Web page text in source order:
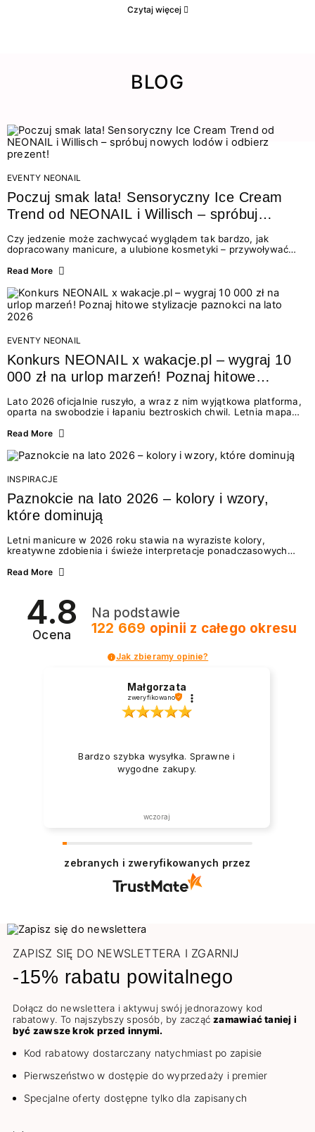
Czytaj więcej
BLOG
EVENTY NEONAIL
Poczuj smak lata! Sensoryczny Ice Cream
Trend od NEONAIL i Willisch – spróbuj
nowych lodów i odbierz prezent!
Czy jedzenie może zachwycać wyglądem tak bardzo, jak
dopracowany manicure, a ulubione kosmetyki – przywoływać
świata beauty i oszałamiających deserów to coś więcej niż
zmysłami: przez soczysty kolor, aksamitną teksturę,
orzeźwiający zapach i słodki akcent na podniebieniu. Tego lata
NEONAIL łączy siły z marką Willisch, tworząc unikalny projekt
na styku jedzenia i piękna....
Read More
EVENTY NEONAIL
Konkurs NEONAIL x wakacje.pl – wygraj 10
000 zł na urlop marzeń! Poznaj hitowe
Lato 2026 oficjalnie ruszyło, a wraz z nim wyjątkowa platforma,
oparta na swobodzie i łapaniu beztroskich chwil. Letnia mapa
doświadczenia wakacji – od spontanicznych wyjazdów, przez
Motywem przewodnim jest eksplorowanie i kolekcjonowanie
letnich momentów. Z tej okazji przygotowaliśmy coś absolutnie
wyjątkowego: wielki konkurs z wakacje.pl oraz dawkę
najgorętszych trendów w...
Read More
INSPIRACJE
Paznokcie na lato 2026 – kolory i wzory,
które dominują
Letni manicure w 2026 roku stawia na wyraziste kolory,
kreatywne zdobienia i świeże interpretacje ponadczasowych
zarówno energetycznych odcieni inspirowanych wakacjami, jak
2026? Znajdź inspirację dla swojego manicure!
Read More
4.8
Ocena
Na podstawie
122 669 opinii z całego okresu
Jak zbieramy opinie?
Małgorzata
zweryfikowano
Bardzo szybka wysyłka. Sprawne i
wygodne zakupy.
wczoraj
zebranych i zweryfikowanych przez
ZAPISZ SIĘ DO NEWSLETTERA I ZGARNIJ
-15% rabatu powitalnego
Dołącz do newslettera i aktywuj swój jednorazowy kod
rabatowy. To najszybszy sposób, by zacząćzamawiać taniej i
być zawsze krok przed innymi.
Kod rabatowy dostarczany natychmiast po zapisie
Pierwszeństwo w dostępie do wyprzedaży i premier
Specjalne oferty dostępne tylko dla zapisanych